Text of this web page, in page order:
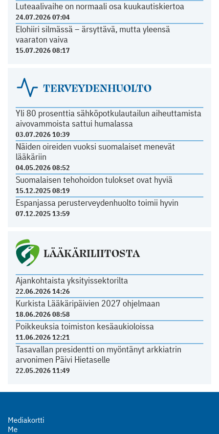
Luteaalivaihe on normaali osa kuukautiskiertoa
24.07.2026 07:04
Elohiiri silmässä – ärsyttävä, mutta yleensä
vaaraton vaiva
15.07.2026 08:17
TERVEYDENHUOLTO
Yli 80 prosenttia sähköpotkulautailun aiheuttamista
aivovammoista sattui humalassa
03.07.2026 10:39
Näiden oireiden vuoksi suomalaiset menevät
lääkäriin
04.05.2026 08:52
Suomalaisen tehohoidon tulokset ovat hyviä
15.12.2025 08:19
Espanjassa perusterveydenhuolto toimii hyvin
07.12.2025 13:59
LÄÄKÄRILIITOSTA
Ajankohtaista yksityissektorilta
22.06.2026 14:26
Kurkista Lääkäripäivien 2027 ohjelmaan
18.06.2026 08:58
Poikkeuksia toimiston kesäaukioloissa
11.06.2026 12:21
Tasavallan presidentti on myöntänyt arkkiatrin
arvonimen Päivi Hietaselle
22.05.2026 11:49
Mediakortti
Me